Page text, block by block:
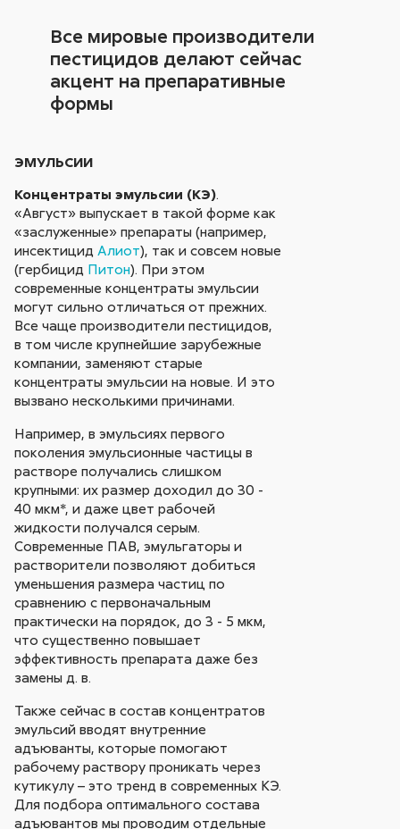
Все мировые производители
пестицидов делают сейчас
акцент на препаративные
формы
ЭМУЛЬСИИ
Концентраты эмульсии (КЭ).
«Август» выпускает в такой форме как
«заслуженные» препараты (например,
инсектицидАлиот), так и совсем новые
(гербицид Питон). При этом
современные концентраты эмульсии
могут сильно отличаться от прежних.
Все чаще производители пестицидов,
в том числе крупнейшие зарубежные
компании, заменяют старые
концентраты эмульсии на новые. И это
вызвано несколькими причинами.
Например, в эмульсиях первого
поколения эмульсионные частицы в
растворе получались слишком
крупными: их размер доходил до 30 -
40 мкм*, и даже цвет рабочей
жидкости получался серым.
Современные ПАВ, эмульгаторы и
растворители позволяют добиться
уменьшения размера частиц по
сравнению с первоначальным
практически на порядок, до 3 - 5 мкм,
что существенно повышает
эффективность препарата даже без
замены д. в.
Также сейчас в состав концентратов
эмульсий вводят внутренние
адъюванты, которые помогают
рабочему раствору проникать через
кутикулу – это тренд в современных КЭ.
Для подбора оптимального состава
адъювантов мы проводим отдельные